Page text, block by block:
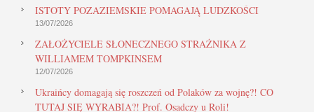
ISTOTY POZAZIEMSKIE POMAGAJĄ LUDZKOŚCI
13/07/2026
ZAŁOŻYCIELE SŁONECZNEGO STRAŻNIKA Z
WILLIAMEM TOMPKINSEM
12/07/2026
Ukraińcy domagają się roszczeń od Polaków za wojnę?! CO
TUTAJ SIĘ WYRABIA?! Prof. Osadczy u Roli!